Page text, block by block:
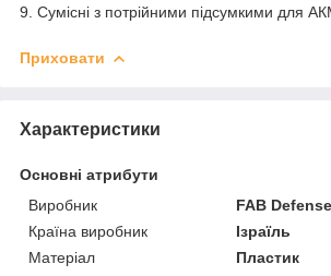
9. Сумісні з потрійними підсумкими для
Приховати
Характеристики
Основні атрибути
Виробник
FAB Defense
Країна виробник
Ізраїль
Матеріал
Пластик